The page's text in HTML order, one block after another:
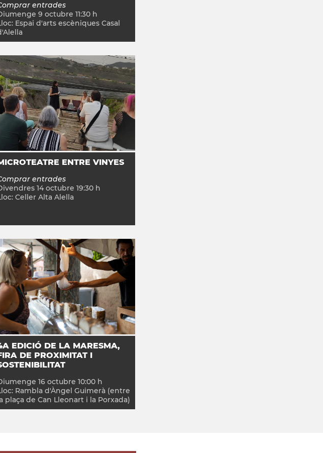
entrades
9 octubre 11:30 h
Espai d'arts escèniques Casal
ENTRE VINYES
entrades
14 octubre 19:30 h
Celler Alta Alella
EDICIÓ DE LA MARESMA,
DE PROXIMITAT I
16 octubre 10:00 h
Rambla d'Àngel Guimerà (entre
plaça de Can Lleonart i la Porxada)